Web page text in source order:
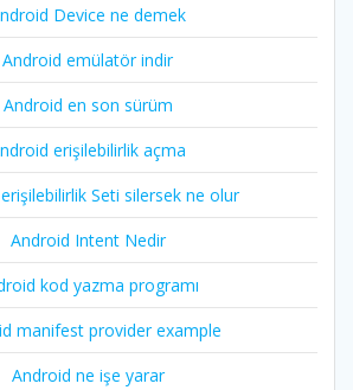
Device ne demek
Android emülatör indir
Android en son sürüm
erişilebilirlik açma
Seti silersek ne olur
Android Intent Nedir
kod yazma programı
manifest provider example
Android ne işe yarar